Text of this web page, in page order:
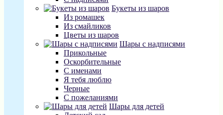
Букеты из шаров
Из ромашек
Из смайликов
Цветы из шаров
Шары с надписями
Прикольные
Оскорбительные
С именами
Я тебя люблю
Черные
С пожеланиями
Шары для детей